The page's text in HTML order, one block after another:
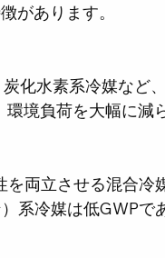
があります。
境負荷を大幅に減
系冷媒は低GWPで